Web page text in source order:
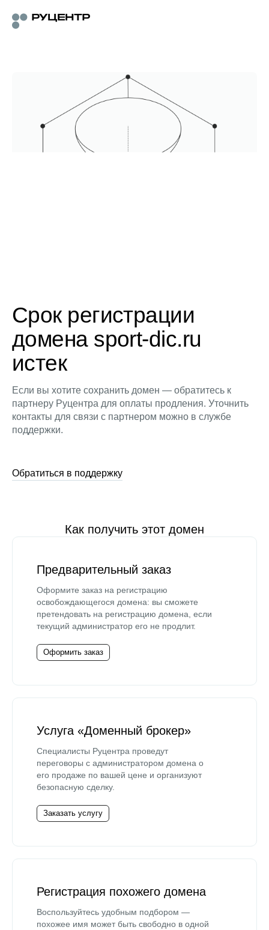
Срок регистрации
домена sport-dic.ru
истек
Если вы хотите сохранить домен — обратитесь к
партнеру Руцентра для оплаты продления. Уточнить
контакты для связи с партнером можно в службе
поддержки.
Обратиться в поддержку
Как получить этот домен
Предварительный заказ
Оформите заказ на регистрацию
освобождающегося домена: вы сможете
претендовать на регистрацию домена, если
текущий администратор его не продлит.
Оформить заказ
Услуга «Доменный брокер»
Специалисты Руцентра проведут
переговоры с администратором домена о
его продаже по вашей цене и организуют
безопасную сделку.
Заказать услугу
Регистрация похожего домена
Воспользуйтесь удобным подбором —
похожее имя может быть свободно в одной